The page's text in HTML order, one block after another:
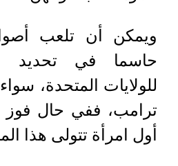
ويمكن أن تلعب
حاسما في تحديد
للولايات المتحدة،
ترامب، ففي حال
أول امرأة تتولى هذا